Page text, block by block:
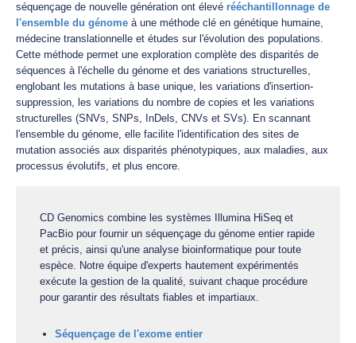
séquençage de nouvelle génération ont élevé rééchantillonnage de
l'ensemble du génome à une méthode clé en génétique humaine,
médecine translationnelle et études sur l'évolution des populations.
Cette méthode permet une exploration complète des disparités de
séquences à l'échelle du génome et des variations structurelles,
englobant les mutations à base unique, les variations d'insertion-
suppression, les variations du nombre de copies et les variations
structurelles (SNVs, SNPs, InDels, CNVs et SVs). En scannant
l'ensemble du génome, elle facilite l'identification des sites de
mutation associés aux disparités phénotypiques, aux maladies, aux
processus évolutifs, et plus encore.
CD Genomics combine les systèmes Illumina HiSeq et
PacBio pour fournir un séquençage du génome entier rapide
et précis, ainsi qu'une analyse bioinformatique pour toute
espèce. Notre équipe d'experts hautement expérimentés
exécute la gestion de la qualité, suivant chaque procédure
pour garantir des résultats fiables et impartiaux.
Séquençage de l'exome entier